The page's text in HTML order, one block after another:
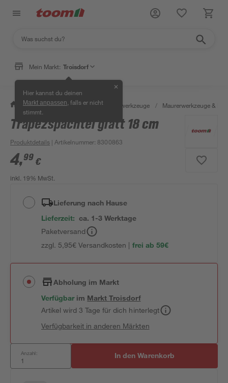
Mein Markt: Troisdorf
Hier kannst du deinen
Markt anpassen , falls er nicht
stimmt.
✕
/ Werkstatt & Maschinen / Handwerkzeuge / Maurerwerkzeuge &
Trapezspachtel glatt 18 cm
Produktdetails | Artikelnummer: 8300863
4,99 €
inkl. 19% MwSt.
Lieferung nach Hause
Lieferzeit: ca. 1-3 Werktage
Paketversand
zzgl. 5,95€ Versandkosten | frei ab 59€
Abholung im Markt
Verfügbar im MarktTroisdorf
Artikel wird 3 Tage für dich hinterlegt
Verfügbarkeit in anderen Märkten
Anzahl: In den Warenkorb